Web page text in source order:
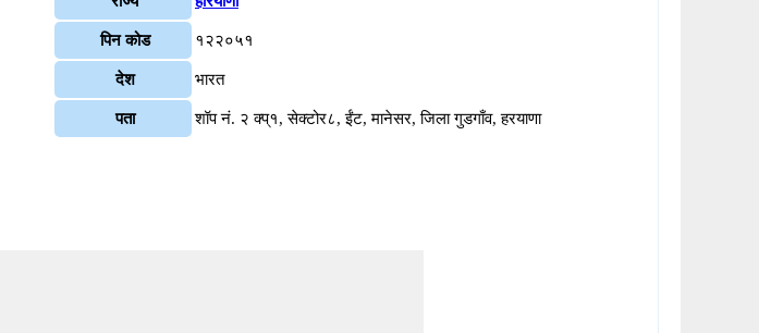
पिन कोड १२२०५१
देश भारत
पता शॉप नं. २ क्प्१, सेक्टोर८, ईंट, मानेसर, जिला गुडगाँव, हरयाणा